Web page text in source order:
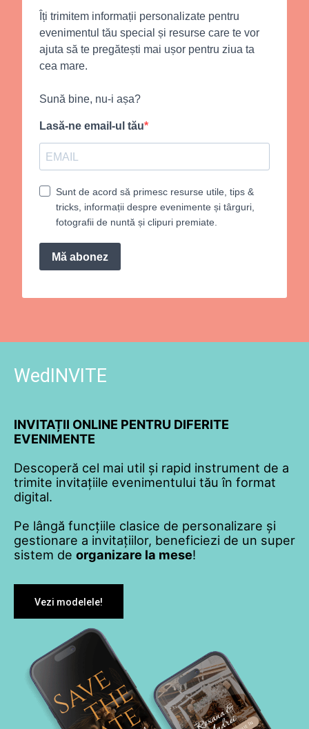
Îți trimitem informații personalizate pentru
evenimentul tău special și resurse care te vor
ajuta să te pregătești mai ușor pentru ziua ta
cea mare.
Sună bine, nu-i așa?
Lasă-ne email-ul tău
Sunt de acord să primesc resurse utile, tips &
tricks, informații despre evenimente și târguri,
fotografii de nuntă și clipuri premiate.
Mă abonez
WedINVITE
INVITAȚII ONLINE PENTRU DIFERITE
EVENIMENTE
Descoperă cel mai util și rapid instrument de a
trimite invitațiile evenimentului tău în format
digital.
Pe lângă funcțiile clasice de personalizare și
gestionare a invitațiilor, beneficiezi de un super
sistem de organizare la mese!
Vezi modelele!